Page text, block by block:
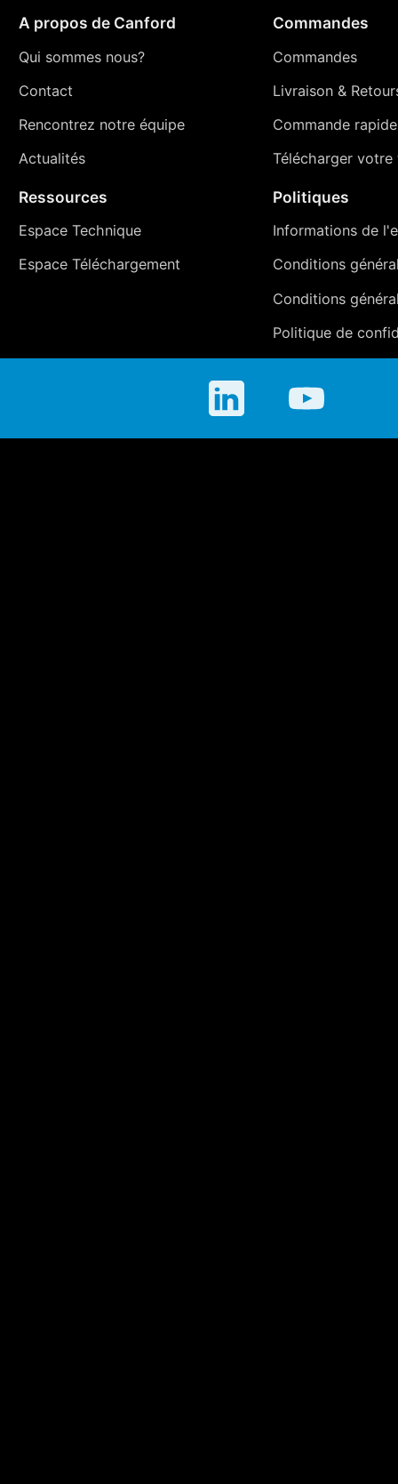
A propos de Canford
Qui sommes nous?
Contact
Rencontrez notre équipe
Actualités
Commandes
Commandes
Livraison&
Commande rapide
Télécharger votre
Ressources
Espace Technique
Espace Téléchargement
Politiques
Informations de
Conditions
Conditions
Politique de